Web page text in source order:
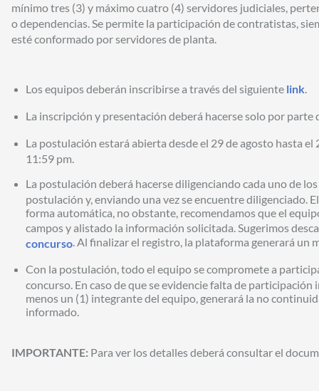
mínimo tres (3) y máximo cuatro (4) servidores judiciales,
o dependencias. Se permite la participación de contratistas,
esté conformado por servidores de planta.
Los equipos deberán inscribirse a través del siguiente link.
La inscripción y presentación deberá hacerse solo por
La postulación estará abierta desde el 29 de agosto hasta el
11:59 pm.
La postulación deberá hacerse diligenciando cada uno de
postulación y, enviando una vez se encuentre diligenciado.
forma automática, no obstante, recomendamos que el
campos y alistado la información solicitada. Sugerimos
concurso. Al finalizar el registro, la plataforma generará un
Con la postulación, todo el equipo se compromete a
concurso. En caso de que se evidencie falta de
menos un (1) integrante del equipo, generará la no
informado.
IMPORTANTE: Para ver los detalles deberá consultar el